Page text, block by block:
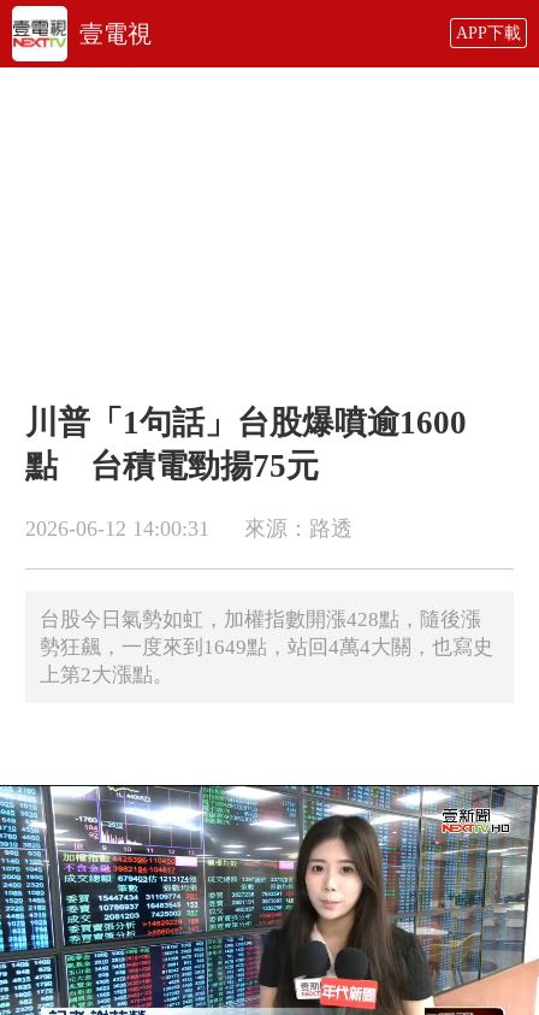
壹電視 APP下載
川普「1句話」台股爆噴逾1600
點 台積電勁揚75元
2026-06-12 14:00:31 來源：路透
台股今日氣勢如虹，加權指數開漲428點，隨後漲
勢狂飆，一度來到1649點，站回4萬4大關，也寫史
上第2大漲點。